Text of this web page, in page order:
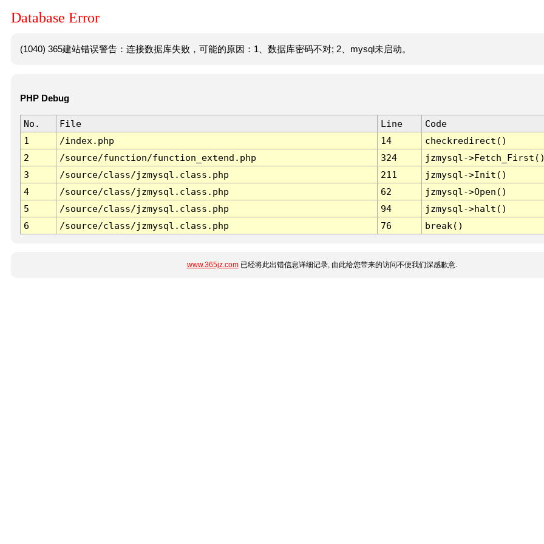
Database Error
(1040) 365建站错误警告：连接数据库失败，可能的原因：1、数据库密码不对; 2、mysql未启动。
PHP Debug
No. File Line
Code
1
/index.php 14
checkredirect()
2
/source/function/function_extend.php 324
jzmysql-
3
/source/class/jzmysql.class.php 211
jzmysql->Init()
4
/source/class/jzmysql.class.php 62
jzmysql->Open()
5
/source/class/jzmysql.class.php 94
jzmysql->halt()
6
/source/class/jzmysql.class.php 76 break()
www.365jz.com已经将此出错信息详细记录, 由此给您带来的访问不便我们深感歉意.